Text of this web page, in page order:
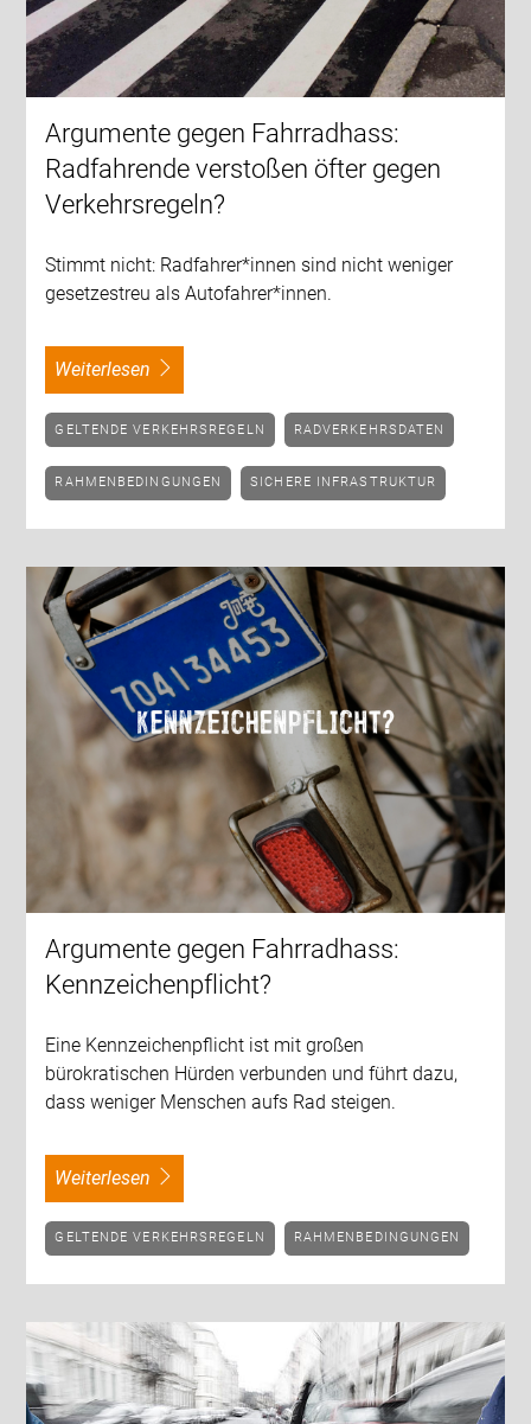
Argumente gegen Fahrradhass:
Radfahrende verstoßen öfter gegen
Verkehrsregeln?
Stimmt nicht: Radfahrer*innen sind nicht weniger
gesetzestreu als Autofahrer*innen.
weiterlesen
GELTENDE VERKEHRSREGELN RADVERKEHRSDATEN
RAHMENBEDINGUNGEN SICHERE INFRASTRUKTUR
Argumente gegen Fahrradhass:
Kennzeichenpflicht?
Eine Kennzeichenpflicht ist mit großen
bürokratischen Hürden verbunden und führt dazu,
dass weniger Menschen aufs Rad steigen.
weiterlesen
GELTENDE VERKEHRSREGELN RAHMENBEDINGUNGEN